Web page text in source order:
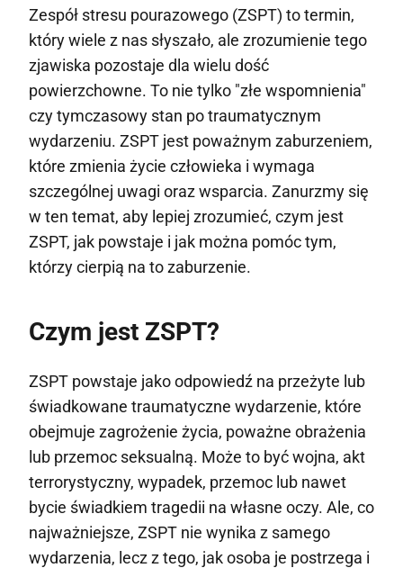
Zespół stresu pourazowego (ZSPT) to termin,
który wiele z nas słyszało, ale zrozumienie tego
zjawiska pozostaje dla wielu dość
powierzchowne. To nie tylko "złe wspomnienia"
czy tymczasowy stan po traumatycznym
wydarzeniu. ZSPT jest poważnym zaburzeniem,
które zmienia życie człowieka i wymaga
szczególnej uwagi oraz wsparcia. Zanurzmy się
w ten temat, aby lepiej zrozumieć, czym jest
ZSPT, jak powstaje i jak można pomóc tym,
którzy cierpią na to zaburzenie.
Czym jest ZSPT?
ZSPT powstaje jako odpowiedź na przeżyte lub
świadkowane traumatyczne wydarzenie, które
obejmuje zagrożenie życia, poważne obrażenia
lub przemoc seksualną. Może to być wojna, akt
terrorystyczny, wypadek, przemoc lub nawet
bycie świadkiem tragedii na własne oczy. Ale, co
najważniejsze, ZSPT nie wynika z samego
wydarzenia, lecz z tego, jak osoba je postrzega i